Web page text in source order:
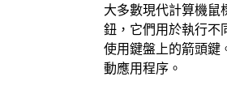
大多數現代計算機鼠
鈕，它們用於執行不
使用鍵盤上的箭頭鍵
動應用程序。